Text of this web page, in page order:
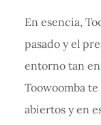
En esencia,
pasado y el
entorno tan
Toowoomba
abiertos y en